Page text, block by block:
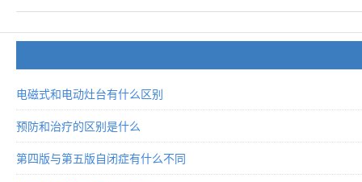
电磁式和电动灶台有什么区别
预防和治疗的区别是什么
第四版与第五版自闭症有什么不同